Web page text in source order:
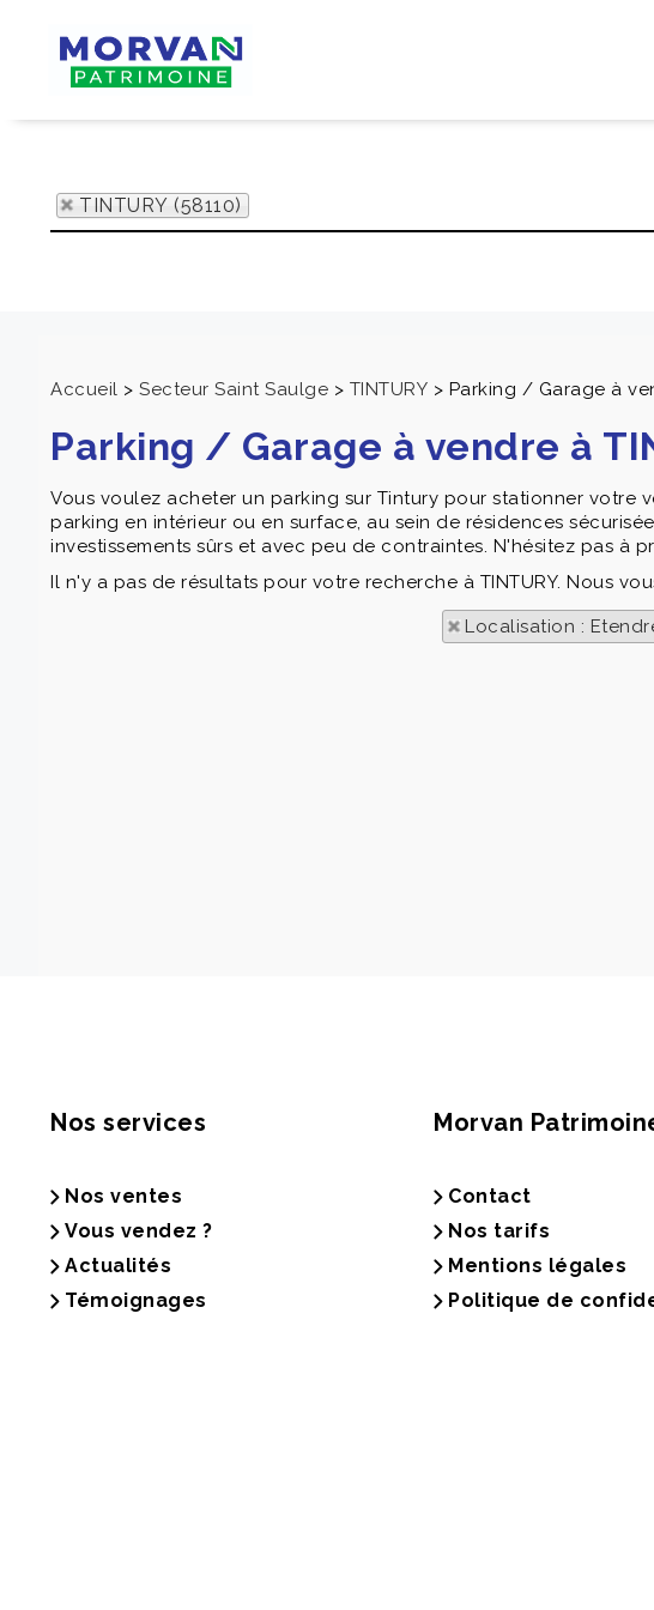
TINTURY (58110)
Accueil > Secteur Saint Saulge > TINTURY > Parking / Garage à
Parking / Garage à vendre à
Vous voulez acheter un parking sur Tintury pour stationner votre
parking en intérieur ou en surface, au sein de résidences
investissements sûrs et avec peu de contraintes. N'hésitez pas
Il n'y a pas de résultats pour votre recherche à TINTURY. Nous
Localisation :
Nos services
Nos ventes
Vous vendez ?
Actualités
Témoignages
Morvan
Contact
Nos tarifs
Mentions légales
Politique de